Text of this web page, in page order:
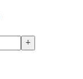
+